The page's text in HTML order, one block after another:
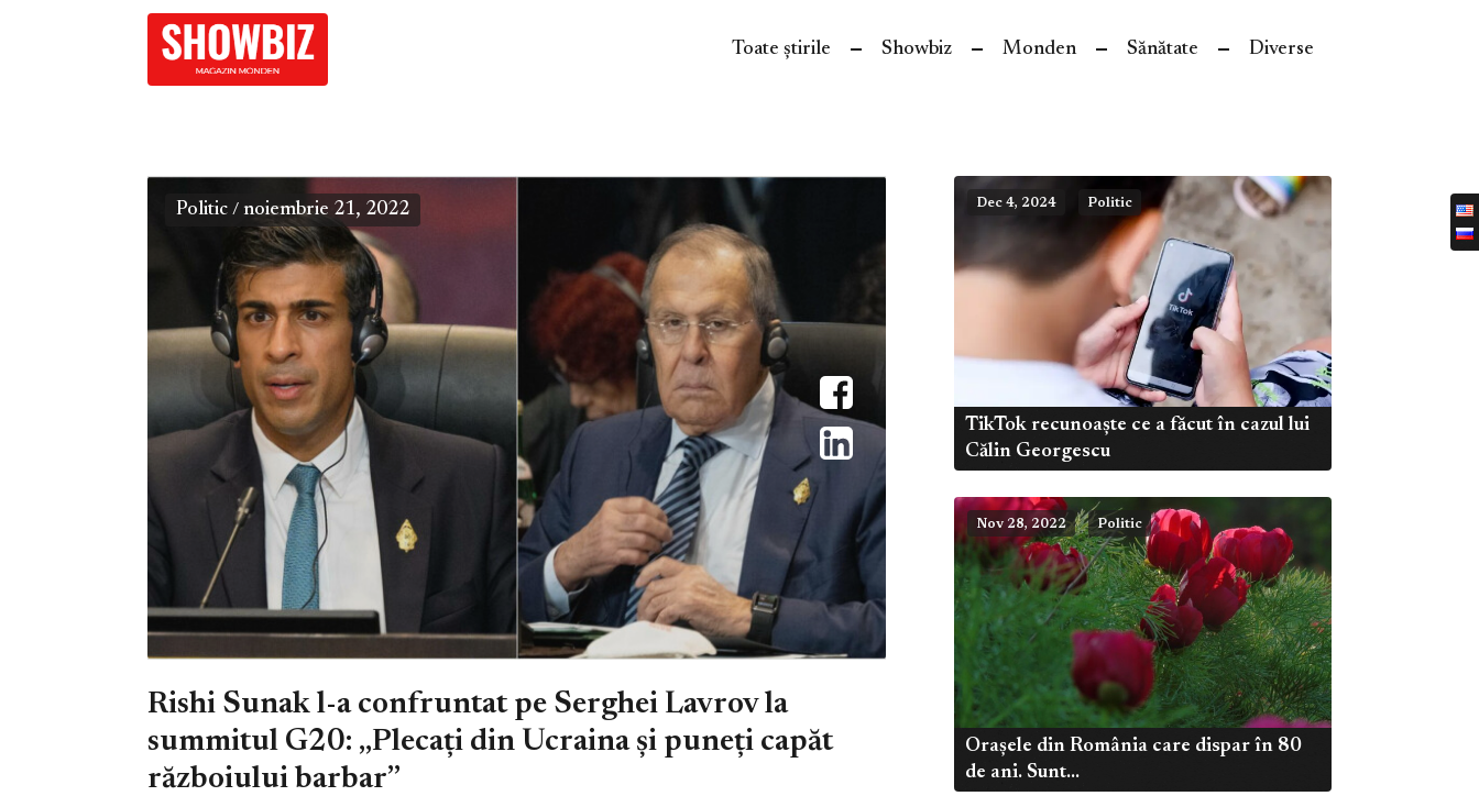
Toate știrile Showbiz Monden Sănătate Diverse
Politic / noiembrie 21, 2022
Rishi Sunak l-a confruntat pe Serghei Lavrov la
summitul G20: „Plecați din Ucraina și puneți capăt
războiului barbar”
Dec 4, 2024 Politic
TikTok recunoaște ce a făcut în cazul lui
Călin Georgescu
Nov 28, 2022 Politic
Orașele din România care dispar în 80
de ani. Sunt...